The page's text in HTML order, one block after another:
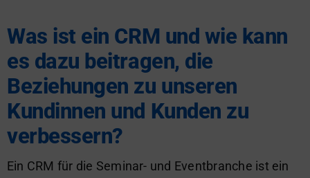
Was ist ein CRM und wie kann
es dazu beitragen, die
Beziehungen zu unseren
Kundinnen und Kunden zu
verbessern?
Ein CRM für die Seminar- und Eventbranche ist ein